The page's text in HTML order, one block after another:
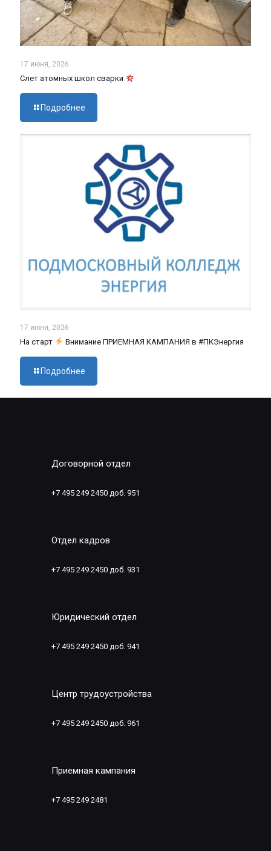
17 июня, 2026
Слет атомных школ сварки
Подробнее
17 июня, 2026
На старт Внимание ПРИЕМНАЯ КАМПАНИЯ в #ПКЭнергия
Подробнее
Договорной отдел
+7 495 249 2450 доб. 951
Отдел кадров
+7 495 249 2450 доб. 931
Юридический отдел
+7 495 249 2450 доб. 941
Центр трудоустройства
+7 495 249 2450 доб. 961
Приемная кампания
+7 495 249 2481